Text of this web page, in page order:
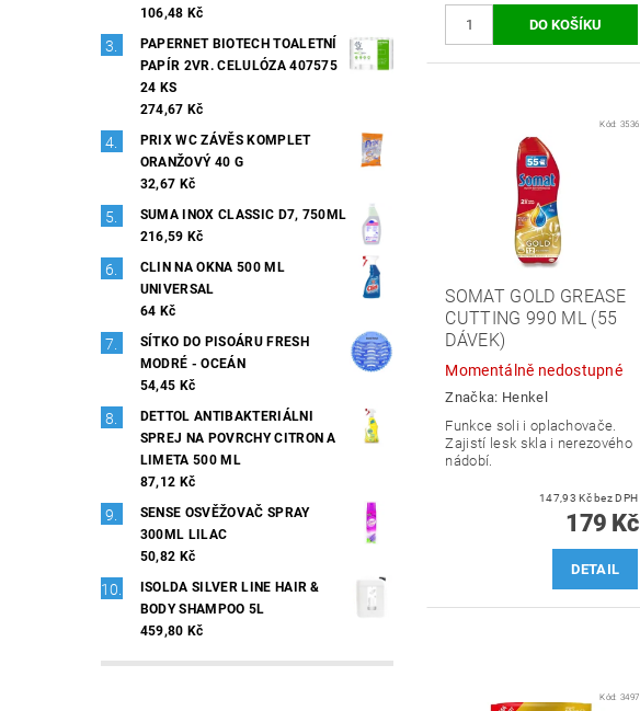
106,48 Kč
PAPERNET BIOTECH TOALETNÍ
PAPÍR 2VR. CELULÓZA 407575
24 KS
274,67 Kč
PRIX WC ZÁVĚS KOMPLET
ORANŽOVÝ 40 G
32,67 Kč
SUMA INOX CLASSIC D7, 750ML
216,59 Kč
CLIN NA OKNA 500 ML
UNIVERSAL
64 Kč
SÍTKO DO PISOÁRU FRESH
MODRÉ - OCEÁN
54,45 Kč
DETTOL ANTIBAKTERIÁLNI
SPREJ NA POVRCHY CITRON A
LIMETA 500 ML
87,12 Kč
SENSE OSVĚŽOVAČ SPRAY
300ML LILAC
50,82 Kč
ISOLDA SILVER LINE HAIR &
BODY SHAMPOO 5L
459,80 Kč
Kód:3536
SOMAT GOLD GREASE
CUTTING 990 ML (55
DÁVEK)
Momentálně nedostupné
Značka: Henkel
Funkce soli i oplachovače.
Zajistí lesk skla i nerezového
nádobí.
147,93 Kč bez DPH
179 Kč
DETAIL
Kód:3497